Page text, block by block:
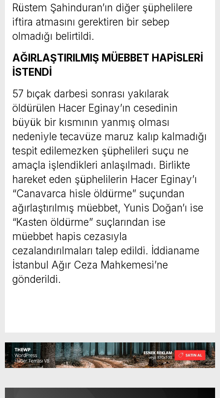
Rüstem Şahinduran’ın diğer şüphelilere
iftira atmasını gerektiren bir sebep
olmadığı belirtildi.
AĞIRLAŞTIRILMIŞ MÜEBBET HAPİSLERİ
İSTENDİ
57 bıçak darbesi sonrası yakılarak
öldürülen Hacer Eginay’ın cesedinin
büyük bir kısmının yanmış olması
nedeniyle tecavüze maruz kalıp kalmadığı
tespit edilemezken şüphelileri suçu ne
amaçla işlendikleri anlaşılmadı. Birlikte
hareket eden şüphelilerin Hacer Eginay’ı
“Canavarca hisle öldürme” suçundan
ağırlaştırılmış müebbet, Yunis Doğan’ı ise
“Kasten öldürme” suçlarından ise
müebbet hapis cezasıyla
cezalandırılmaları talep edildi. İddianame
İstanbul Ağır Ceza Mahkemesi’ne
gönderildi.